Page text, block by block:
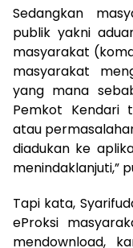
Sedangkan
publik yakni
masyarakat
masyarakat
yang mana
Pemkot Kendari
atau
diadukan ke
menindaklanjuti,”
Tapi kata,
eProksi
mendownload,